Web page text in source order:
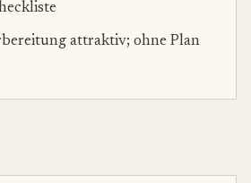
attraktiv; ohne Plan